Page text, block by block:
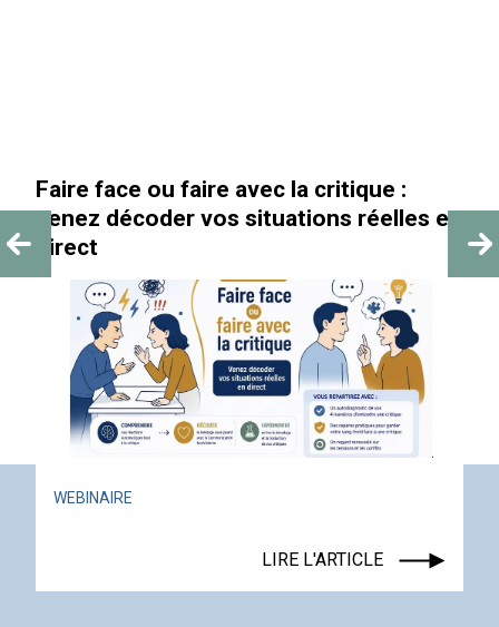
« Au-delà des paillettes »
ACTUALITÉ ÉVÉNEMENT